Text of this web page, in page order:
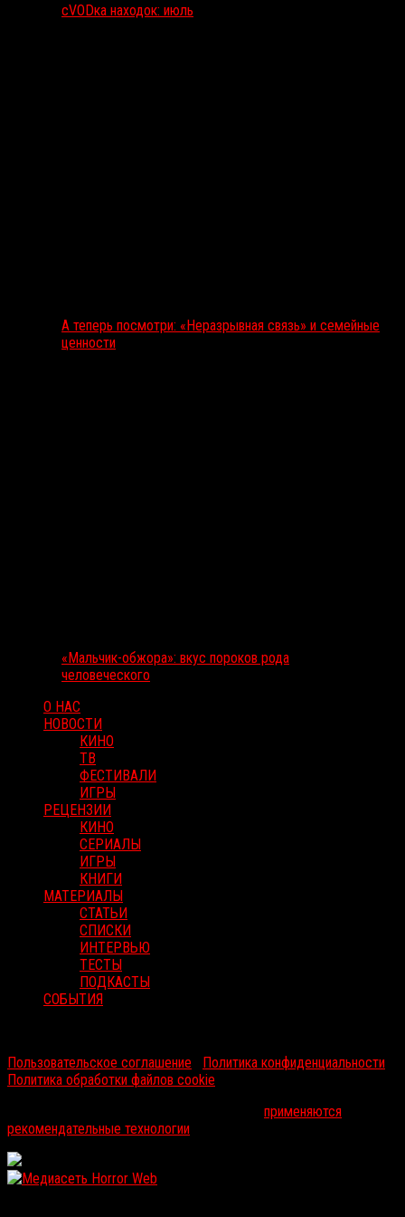
сVODка находок: июль
А теперь посмотри: «Неразрывная связь» и семейные
ценности
«Мальчик-обжора»: вкус пороков рода
человеческого
О НАС
НОВОСТИ
КИНО
ТВ
ФЕСТИВАЛИ
ИГРЫ
РЕЦЕНЗИИ
КИНО
СЕРИАЛЫ
ИГРЫ
КНИГИ
МАТЕРИАЛЫ
СТАТЬИ
СПИСКИ
ИНТЕРВЬЮ
ТЕСТЫ
ПОДКАСТЫ
СОБЫТИЯ
Пользовательское соглашение
Политика конфиденциальности
Политика обработки файлов cookie
применяются
рекомендательные технологии